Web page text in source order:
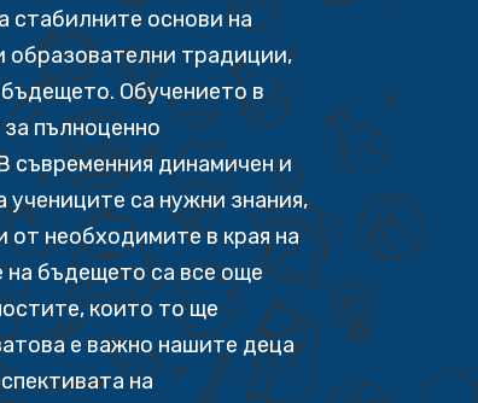
стабилните основи на
образователни традиции,
Обучението в
пълноценно
съвременния динамичен и
учениците са нужни знания,
от необходимите в края на
бъдещето са все още
които то ще
е важно нашите деца
на